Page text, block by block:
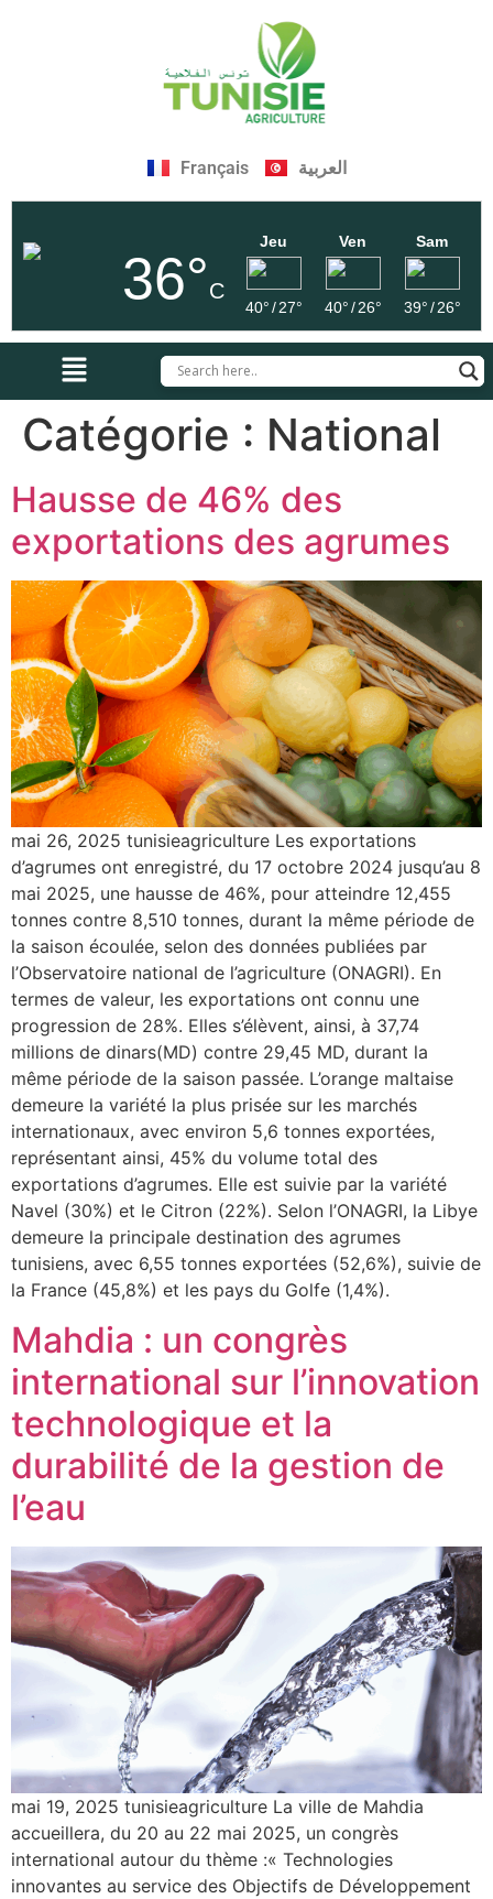
Français العربية
36°C
Jeu
40°/ 27°
Ven
40°/ 26°
Sam
39°/ 26°
Catégorie : National
Hausse de 46% des
exportations des agrumes
mai 26, 2025 tunisieagriculture Les exportations
d’agrumes ont enregistré, du 17 octobre 2024 jusqu’au 8
mai 2025, une hausse de 46%, pour atteindre 12,455
tonnes contre 8,510 tonnes, durant la même période de
la saison écoulée, selon des données publiées par
l’Observatoire national de l’agriculture (ONAGRI). En
termes de valeur, les exportations ont connu une
progression de 28%. Elles s’élèvent, ainsi, à 37,74
millions de dinars(MD) contre 29,45 MD, durant la
même période de la saison passée. L’orange maltaise
demeure la variété la plus prisée sur les marchés
internationaux, avec environ 5,6 tonnes exportées,
représentant ainsi, 45% du volume total des
exportations d’agrumes. Elle est suivie par la variété
Navel (30%) et le Citron (22%). Selon l’ONAGRI, la Libye
demeure la principale destination des agrumes
tunisiens, avec 6,55 tonnes exportées (52,6%), suivie de
la France (45,8%) et les pays du Golfe (1,4%).
Mahdia : un congrès
international sur l’innovation
technologique et la
durabilité de la gestion de
l’eau
mai 19, 2025 tunisieagriculture La ville de Mahdia
accueillera, du 20 au 22 mai 2025, un congrès
international autour du thème :« Technologies
innovantes au service des Objectifs de Développement